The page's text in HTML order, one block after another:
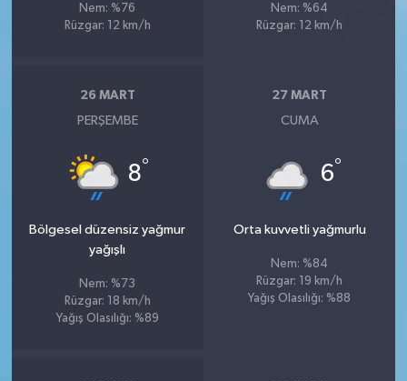
Nem: %76
Rüzgar: 12 km/h
Nem: %64
Rüzgar: 12 km/h
26 MART
PERŞEMBE
8°
Bölgesel düzensiz yağmur
yağışlı
Nem: %73
Rüzgar: 18 km/h
Yağış Olasılığı: %89
27 MART
CUMA
6°
Orta kuvvetli yağmurlu
Nem: %84
Rüzgar: 19 km/h
Yağış Olasılığı: %88